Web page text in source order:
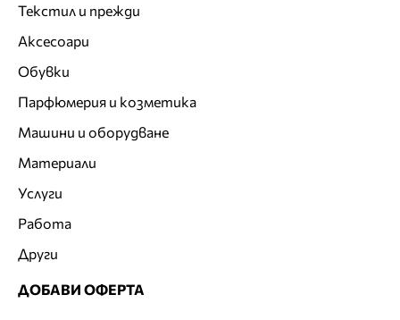
Текстил и прежди
Аксесоари
Обувки
Парфюмерия и козметика
Машини и оборудване
Материали
Услуги
Работа
Други
ДОБАВИ ОФЕРТА